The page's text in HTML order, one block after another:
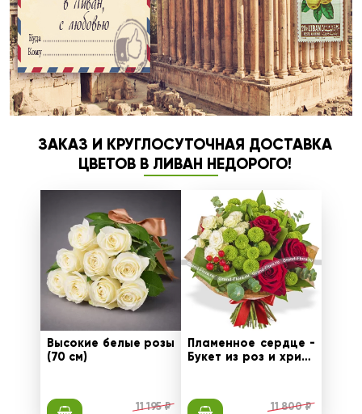
ЗАКАЗ И КРУГЛОСУТОЧНАЯ ДОСТАВКА
ЦВЕТОВ В ЛИВАН НЕДОРОГО!
Высокие белые розы
(70 см)
11 195 ₽
Пламенное сердце -
Букет из роз и хриза
11 800 ₽